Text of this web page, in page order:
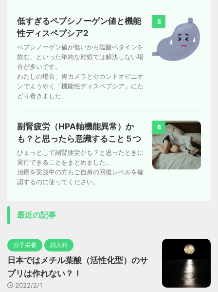
5
低すぎるペプシノーゲン値と機能
性ディスペプシア2
ペプシノーゲン値が低いから塩酸ベタインを
飲む、といった単純な対処では解決しない場
合が多いです。
わたしの場合、胃カメラとセカンドオピニオ
ンでようやく「機能性ディスペプシア」にた
どり着きました。
6
副腎疲労（HPA軸機能異常）か
も？と思ったら意識すること５つ
ひょっとして副腎疲労かも？と思ったときに
実行できることをまとめました。
治療を実践中の方もご自身の回復レベルを確
認するのに使ってください。
最近の記事
分子栄養 婦人科
日本ではメチル葉酸（活性化型）のサ
プリは作れない？！
2022/2/1